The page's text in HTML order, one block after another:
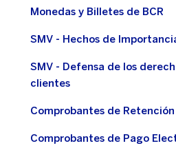
Monedas y Billetes de BCR
SMV - Hechos de
SMV - Defensa de los
clientes
Comprobantes de Retención
Comprobantes de Pago